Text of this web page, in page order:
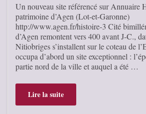
Un nouveau site référencé sur Annuaire
patrimoine d’Agen (Lot-et-Garonne)
http://www.agen.fr/histoire-3 Cité
d’Agen remontent vers 400 avant J-C.,
Nitiobriges s’installent sur le coteau de
occupa d’abord un site exceptionnel :
partie nord de la ville et auquel a été …
Lire la suite